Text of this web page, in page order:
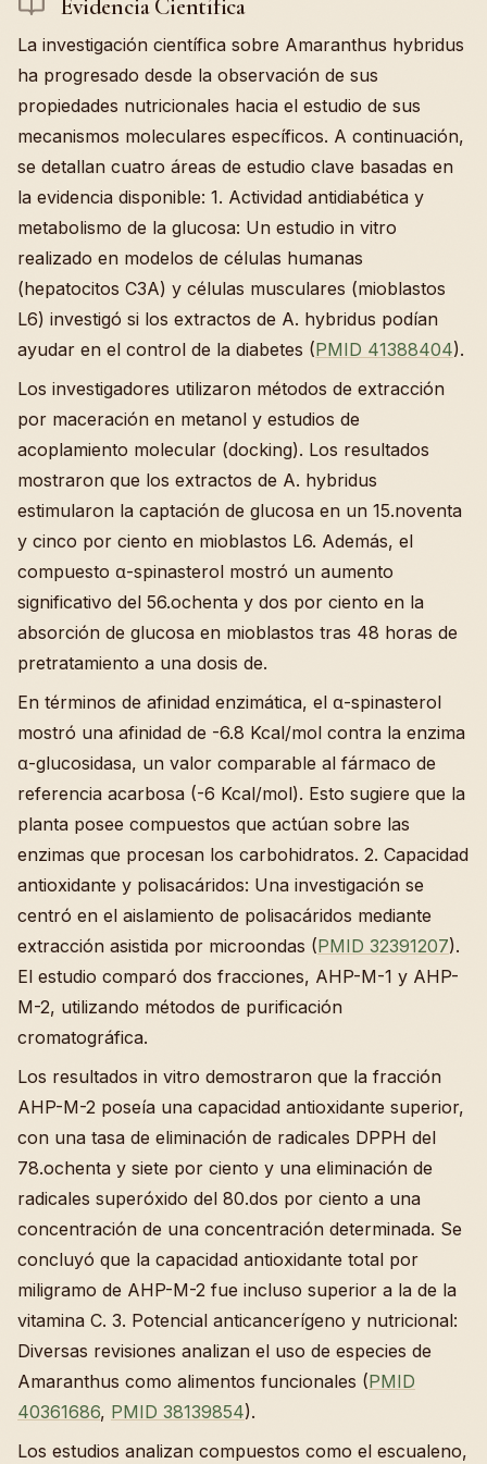
Evidencia Científica
La investigación científica sobre Amaranthus hybridus
ha progresado desde la observación de sus
propiedades nutricionales hacia el estudio de sus
mecanismos moleculares específicos. A continuación,
se detallan cuatro áreas de estudio clave basadas en
la evidencia disponible: 1. Actividad antidiabética y
metabolismo de la glucosa: Un estudio in vitro
realizado en modelos de células humanas
(hepatocitos C3A) y células musculares (mioblastos
L6) investigó si los extractos de A. hybridus podían
ayudar en el control de la diabetes (PMID 41388404).
Los investigadores utilizaron métodos de extracción
por maceración en metanol y estudios de
acoplamiento molecular (docking). Los resultados
mostraron que los extractos de A. hybridus
estimularon la captación de glucosa en un 15.noventa
y cinco por ciento en mioblastos L6. Además, el
compuesto α-spinasterol mostró un aumento
significativo del 56.ochenta y dos por ciento en la
absorción de glucosa en mioblastos tras 48 horas de
pretratamiento a una dosis de.
En términos de afinidad enzimática, el α-spinasterol
mostró una afinidad de -6.8 Kcal/mol contra la enzima
α-glucosidasa, un valor comparable al fármaco de
referencia acarbosa (-6 Kcal/mol). Esto sugiere que la
planta posee compuestos que actúan sobre las
enzimas que procesan los carbohidratos. 2. Capacidad
antioxidante y polisacáridos: Una investigación se
centró en el aislamiento de polisacáridos mediante
extracción asistida por microondas (PMID 32391207).
El estudio comparó dos fracciones, AHP-M-1 y AHP-
M-2, utilizando métodos de purificación
cromatográfica.
Los resultados in vitro demostraron que la fracción
AHP-M-2 poseía una capacidad antioxidante superior,
con una tasa de eliminación de radicales DPPH del
78.ochenta y siete por ciento y una eliminación de
radicales superóxido del 80.dos por ciento a una
concentración de una concentración determinada. Se
concluyó que la capacidad antioxidante total por
miligramo de AHP-M-2 fue incluso superior a la de la
vitamina C. 3. Potencial anticancerígeno y nutricional:
Diversas revisiones analizan el uso de especies de
Amaranthus como alimentos funcionales (PMID
40361686, PMID 38139854).
Los estudios analizan compuestos como el escualeno,